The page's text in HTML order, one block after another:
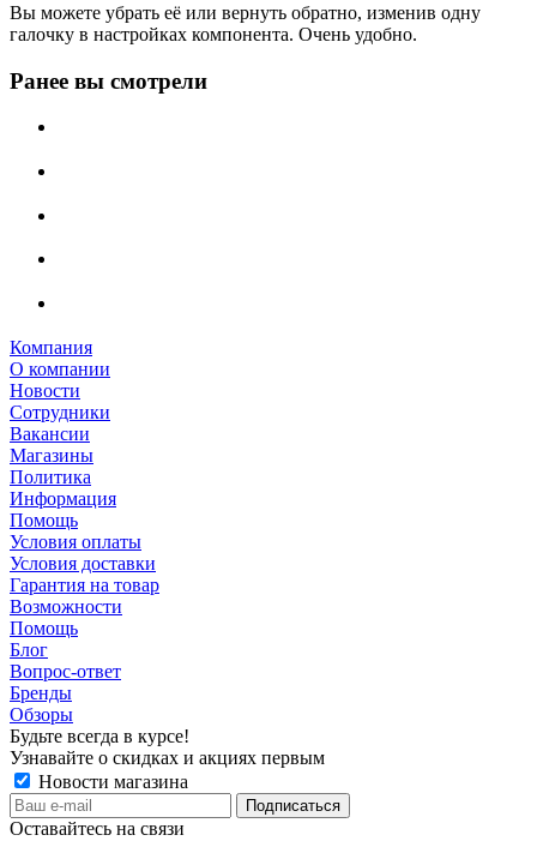
Вы можете убрать её или вернуть обратно, изменив одну
галочку в настройках компонента. Очень удобно.
Ранее вы смотрели
Компания
О компании
Новости
Сотрудники
Вакансии
Магазины
Политика
Информация
Помощь
Условия оплаты
Условия доставки
Гарантия на товар
Возможности
Помощь
Блог
Вопрос-ответ
Бренды
Обзоры
Будьте всегда в курсе!
Узнавайте о скидках и акциях первым
Новости магазина
Оставайтесь на связи